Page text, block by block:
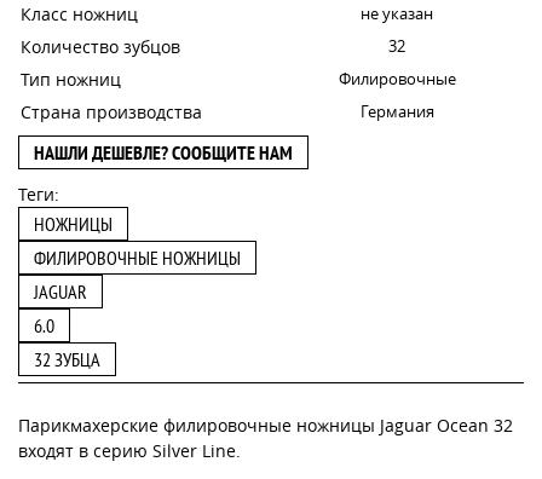
Класс ножниц не указан
Количество зубцов 32
Тип ножниц Филировочные
Страна производства Германия
НАШЛИ ДЕШЕВЛЕ? СООБЩИТЕ НАМ
Теги:
НОЖНИЦЫ
ФИЛИРОВОЧНЫЕ НОЖНИЦЫ
JAGUAR
6.0
32 ЗУБЦА
Парикмахерские филировочные ножницы Jaguar Ocean 32
входят в серию Silver Line.